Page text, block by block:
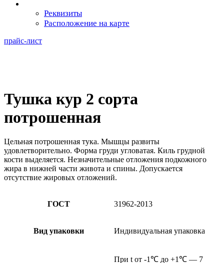
Реквизиты
Расположение на карте
прайс-лист
Тушка кур 2 сорта
потрошенная
Цельная потрошенная тука. Мышцы развиты
удовлетворительно. Форма груди угловатая. Киль грудной
кости выделяется. Незначительные отложения подкожного
жира в нижней части живота и спины. Допускается
отсутствие жировых отложений.
ГОСТ 31962-2013
Вид упаковки Индивидуальная упаковка
При t от -1℃ до +1℃ — 7